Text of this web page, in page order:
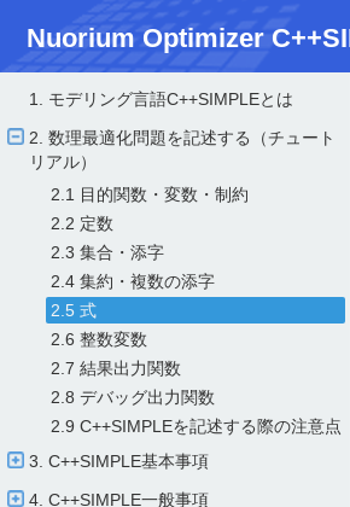
Nuorium Optimizer
1. モデリング言語C++SIMPLEとは
2. 数理最適化問題を記述する（チュート
リアル）
2.1 目的関数・変数・制約
2.2 定数
2.3 集合・添字
2.4 集約・複数の添字
2.5 式
2.6 整数変数
2.7 結果出力関数
2.8 デバッグ出力関数
2.9 C++SIMPLEを記述する際の注意点
3. C++SIMPLE基本事項
4. C++SIMPLE一般事項